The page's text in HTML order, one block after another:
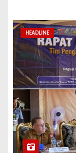
HEADLINE